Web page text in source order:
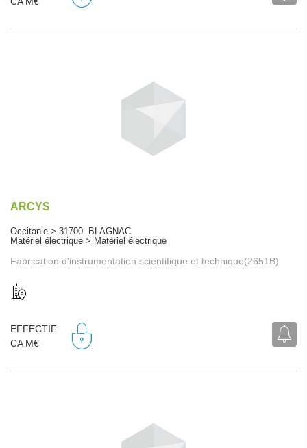
ARCYS
Occitanie > 31700 BLAGNAC
Matériel électrique > Matériel électrique
Fabrication d'instrumentation scientifique et technique(2651B)
EFFECTIF
CA M€